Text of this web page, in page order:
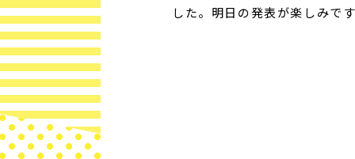
した。明日の発表が楽しみで